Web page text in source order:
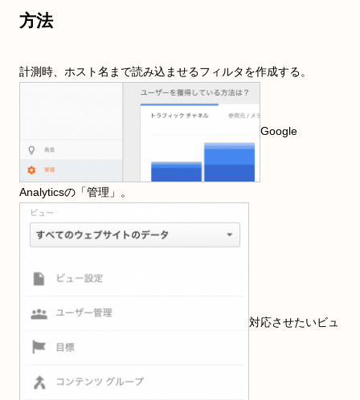
方法
計測時、ホスト名まで読み込ませるフィルタを作成する。
Google
Analyticsの「管理」。
対応させたいビュ